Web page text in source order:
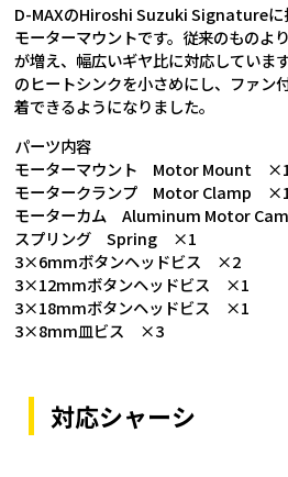
D-MAXのHiroshi Suzuki Signatureに
モーターマウントです。従来のものよ
が増え、幅広いギヤ比に対応していま
のヒートシンクを小さめにし、ファン
着できるようになりました。
パーツ内容
モーターマウント Motor Mount
モータークランプ Motor Clamp
モーターカム Aluminum Motor
スプリング Spring ×1
3×6mmボタンヘッドビス ×2
3×12mmボタンヘッドビス ×1
3×18mmボタンヘッドビス ×1
3×8mm皿ビス ×3
対応シャーシ